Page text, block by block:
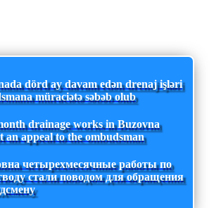
dörd ay davam edən drenaj işləri
müraciətə səbəb olub
drainage works in Buzovna
an appeal to the ombudsman
четырехмесячные работы по
стали поводом для обращения